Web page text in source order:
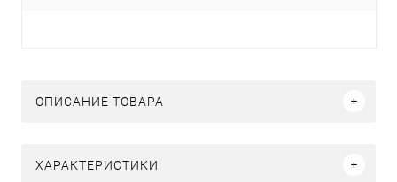
ОПИСАНИЕ ТОВАРА
ХАРАКТЕРИСТИКИ